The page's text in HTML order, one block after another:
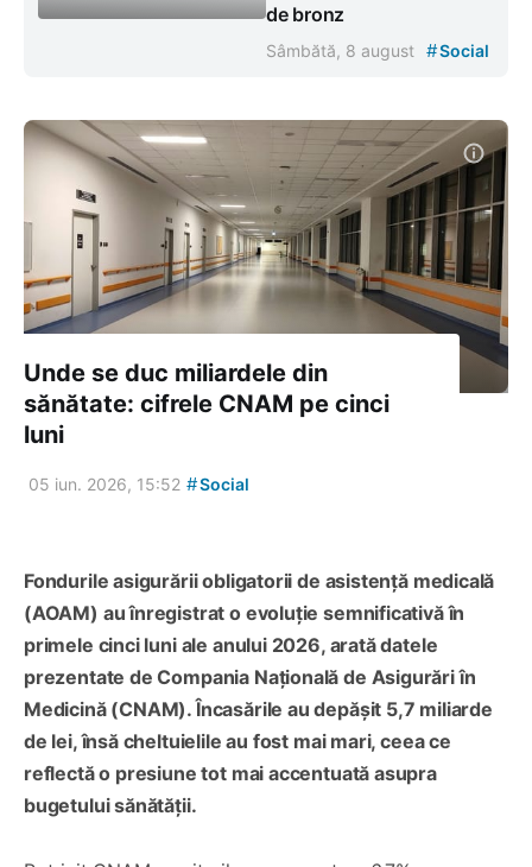
de bronz
Sâmbătă, 8 august #Social
Unde se duc miliardele din
sănătate: cifrele CNAM pe cinci
luni
05 iun. 2026, 15:52 #Social
Fondurile asigurării obligatorii de asistență medicală
(AOAM) au înregistrat o evoluție semnificativă în
primele cinci luni ale anului 2026, arată datele
prezentate de Compania Națională de Asigurări în
Medicină (CNAM). Încasările au depășit 5,7 miliarde
de lei, însă cheltuielile au fost mai mari, ceea ce
reflectă o presiune tot mai accentuată asupra
bugetului sănătății.